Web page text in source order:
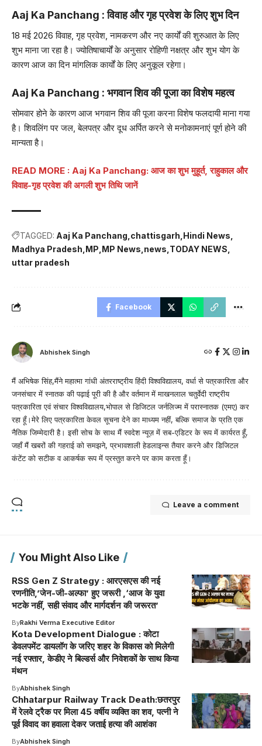
Aaj Ka Panchang : विवाह और गृह प्रवेश के लिए शुभ दिन
18 मई 2026 विवाह, गृह प्रवेश, नामकरण और नए कार्यों की शुरुआत के लिए
शुभ माना जा रहा है। ज्योतिषाचार्यों के अनुसार रोहिणी नक्षत्र और शुभ योग के
कारण आज का दिन मांगलिक कार्यों के लिए अनुकूल रहेगा।
Aaj Ka Panchang : भगवान शिव की पूजा का विशेष महत्व
सोमवार होने के कारण आज भगवान शिव की पूजा करना विशेष फलदायी माना गया
है। शिवलिंग पर जल, बेलपत्र और दूध अर्पित करने से मनोकामनाएं पूर्ण होने की
मान्यता है।
READ MORE : Aaj Ka Panchang: आज का शुभ मुहूर्त, राहुकाल और
विवाह-गृह प्रवेश की अगली शुभ तिथि जानें
TAGGED: Aaj Ka Panchang chattisgarh Hindi News
Madhya Pradesh MP MP News news TODAY NEWS
uttar pradesh
Facebook
Abhishek Singh
मैं अभिषेक सिंह,मैंने महात्मा गांधी अंतरराष्ट्रीय हिंदी विश्वविद्यालय, वर्धा से पत्रकारिता और
जनसंचार में स्नातक की पढ़ाई पूरी की है और वर्तमान में माखनलाल चतुर्वेदी राष्ट्रीय
पत्रकारिता एवं संचार विश्वविद्यालय,भोपाल से डिजिटल जर्नलिज्म में परास्नातक (एमए) कर
रहा हूँ।मेरे लिए पत्रकारिता केवल सूचना देने का माध्यम नहीं, बल्कि समाज के प्रति एक
नैतिक जिम्मेदारी है। इसी सोच के साथ मैं स्वदेश न्यूज़ में सब-एडिटर के रूप में कार्यरत हूँ,
जहाँ मैं खबरों की गहराई को समझने, प्रभावशाली हेडलाइन्स तैयार करने और डिजिटल
कंटेंट को सटीक व आकर्षक रूप में प्रस्तुत करने पर काम करता हूँ।
Leave a comment
You Might Also Like
RSS Gen Z Strategy : आरएसएस की नई
रणनीति,’जेन-जी-अल्फा’ हुए जरूरी ,‘आज के युवा
भटके नहीं, सही संवाद और मार्गदर्शन की जरूरत’
ByRakhi Verma Executive Editor
Kota Development Dialogue : कोटा
डेवलपमेंट डायलॉग के जरिए शहर के विकास को मिलेगी
नई रफ्तार, केडीए ने बिल्डर्स और निवेशकों के साथ किया
मंथन
ByAbhishek Singh
Chhatarpur Railway Track Death:छतरपुर
में रेलवे ट्रैक पर मिला 45 वर्षीय व्यक्ति का शव, पत्नी ने
पूर्व विवाद का हवाला देकर जताई हत्या की आशंका
ByAbhishek Singh